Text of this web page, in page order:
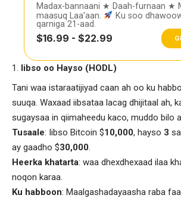
Madax-bannaani ★ Daah-furnaan ★
maasuq Laa’aan.
Ku soo
qarniga 21-aad.
$16.99 - $22.99
Iibso oo Hayso (HODL)
Tani waa istaraatijiyad caan ah oo ku
suuqa. Waxaad iibsataa lacag dhijitaal ah,
sugaysaa in qiimaheedu kaco, muddo bilo
Tusaale: Iibso Bitcoin $10,000, hayso 3
ay gaadho $30,000
Heerka khatarta: waa dhexdhexaad ilaa
noqon karaa.
Ku habboon: Maalgashadayaasha raba